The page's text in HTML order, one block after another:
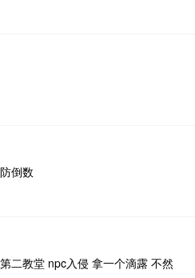
倒数
二教堂 npc入侵 拿一个滴露 不然